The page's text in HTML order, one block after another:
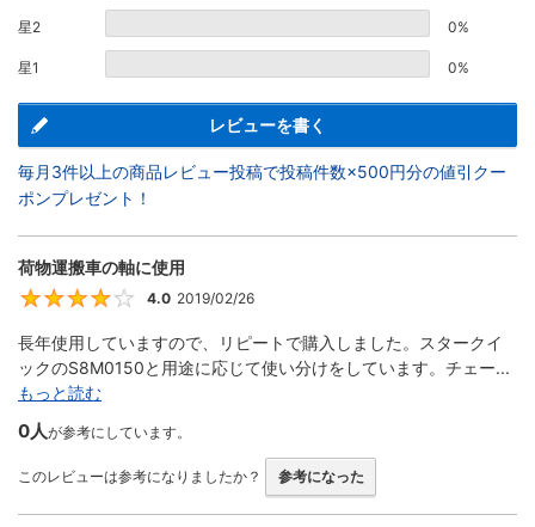
星2 0%
星1 0%
レビューを書く
毎月3件以上の商品レビュー投稿で投稿件数×500円分の値引クー
ポンプレゼント！
荷物運搬車の軸に使用
4
4.0 2019/02/26
長年使用していますので、リピートで購入しました。スタークイ
ックのS8M0150と用途に応じて使い分けをしています。チェー...
もっと読む
0人が参考にしています。
このレビューは参考になりましたか？ 参考になった